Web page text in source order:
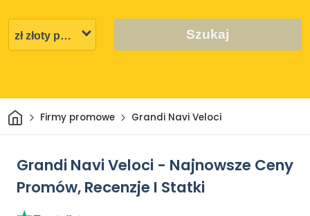
Szukaj
DomFirmy promowe Grandi Navi Veloci
Grandi Navi Veloci - Najnowsze Ceny
Promów, Recenzje I Statki